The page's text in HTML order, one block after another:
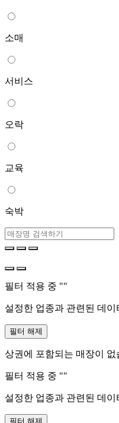
소매
서비스
오락
교육
숙박
필터 적용 중 ""
설정한 업종과 관련된 데
필터 해제
상권에 포함되는 매장이 없
필터 적용 중 ""
설정한 업종과 관련된 데
필터 해제